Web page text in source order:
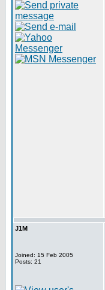
J1M
Joined: 15 Feb 2005
Posts: 21